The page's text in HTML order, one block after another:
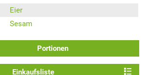
Eier
Sesam
Portionen
Einkaufsliste